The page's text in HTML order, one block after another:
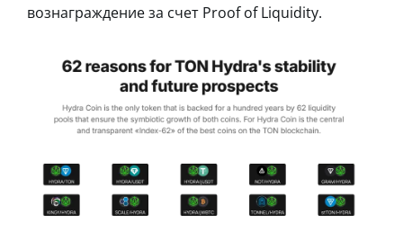
вознаграждение за счет Proof of Liquidity.